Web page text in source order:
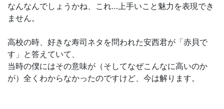
なんなんでしょうかね、これ…上手いこと魅力を表現でき
ません。
高校の時、好きな寿司ネタを問われた安西君が「赤貝で
す」と答えていて、
当時の僕にはその意味が（そしてなぜこんなに高いのか
が）全くわからなかったのですけど、今は解ります。